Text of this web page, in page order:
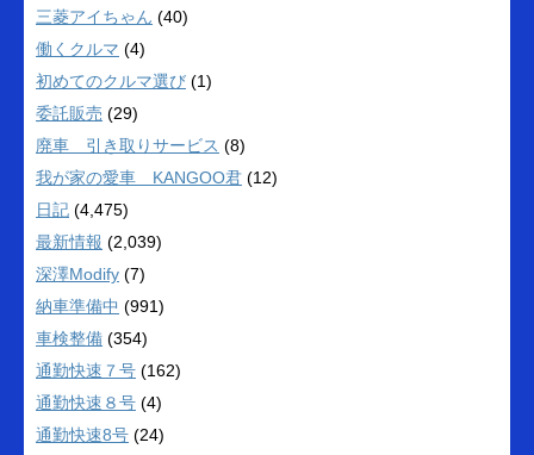
三菱アイちゃん (40)
働くクルマ (4)
初めてのクルマ選び (1)
委託販売 (29)
廃車 引き取りサービス (8)
我が家の愛車 KANGOO君 (12)
日記 (4,475)
最新情報 (2,039)
深澤Modify (7)
納車準備中 (991)
車検整備 (354)
通勤快速７号 (162)
通勤快速８号 (4)
通勤快速8号 (24)